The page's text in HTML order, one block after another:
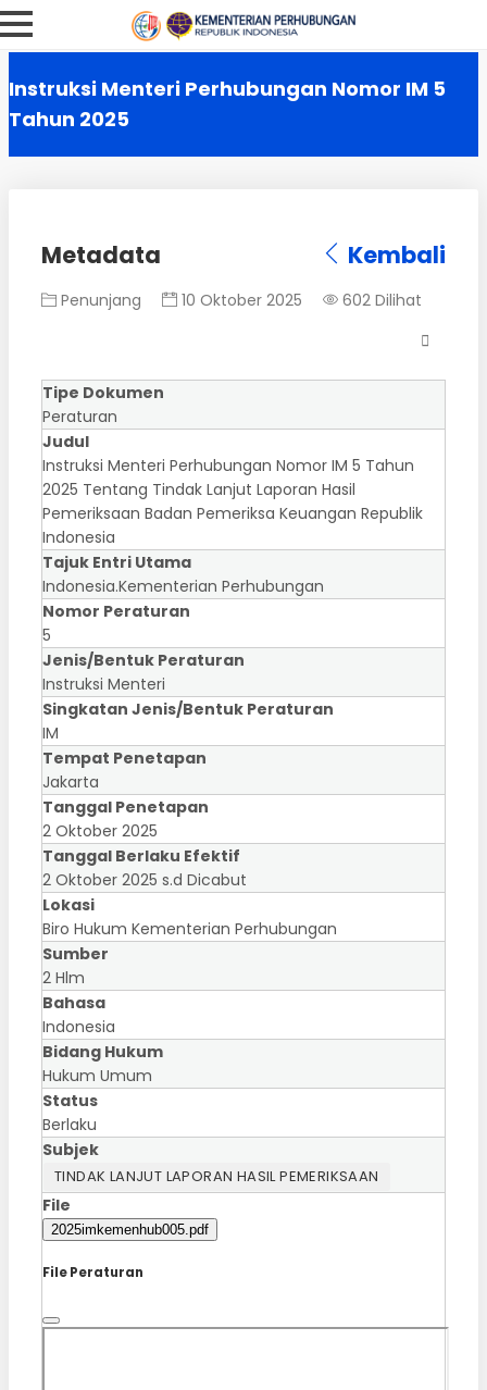
Instruksi Menteri Perhubungan Nomor IM 5
Tahun 2025
Metadata Kembali
Penunjang 10 Oktober 2025 602 Dilihat
Tipe Dokumen
Peraturan
Judul
Instruksi Menteri Perhubungan Nomor IM 5 Tahun
2025 Tentang Tindak Lanjut Laporan Hasil
Pemeriksaan Badan Pemeriksa Keuangan Republik
Indonesia
Tajuk Entri Utama
Indonesia.Kementerian Perhubungan
Nomor Peraturan
5
Jenis/Bentuk Peraturan
Instruksi Menteri
Singkatan Jenis/Bentuk Peraturan
IM
Tempat Penetapan
Jakarta
Tanggal Penetapan
2 Oktober 2025
Tanggal Berlaku Efektif
2 Oktober 2025 s.d Dicabut
Lokasi
Biro Hukum Kementerian Perhubungan
Sumber
2 Hlm
Bahasa
Indonesia
Bidang Hukum
Hukum Umum
Status
Berlaku
Subjek
TINDAK LANJUT LAPORAN HASIL PEMERIKSAAN
File
2025imkemenhub005.pdf
File Peraturan